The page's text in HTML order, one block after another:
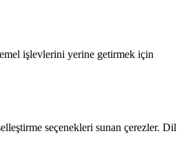
işlevlerini yerine getirmek için
seçenekleri sunan çerezler. Dil